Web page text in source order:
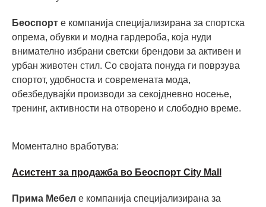
Беоспорт е компанија специјализирана за спортска
опрема, обувки и модна гардероба, која нуди
внимателно избрани светски брендови за активен и
урбан животен стил. Со својата понуда ги поврзува
спортот, удобноста и современата мода,
обезбедувајќи производи за секојдневно носење,
тренинг, активности на отворено и слободно време.
Моментално вработува:
Асистент за продажба во Беоспорт City Mall
Прима Мебел е компанија специјализирана за